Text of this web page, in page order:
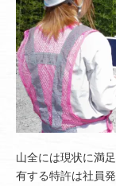
山全には現状に満
有する特許は社員